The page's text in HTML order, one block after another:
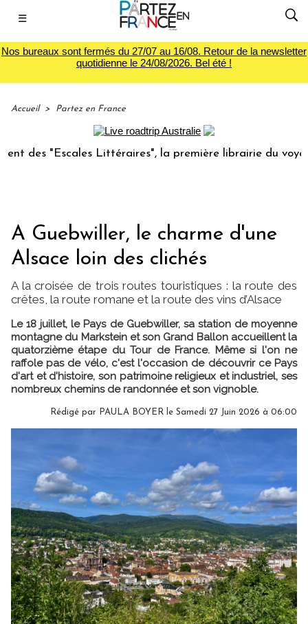
☰
Nos bureaux sont fermés du 27/07 au 16/08. Retour de la newsletter
quotidienne le 24/08/2026. Bel été !
Accueil > Partez en France
Littéraires", la première librairie du voyage Le
A Guebwiller, le charme d'une
Alsace loin des clichés
A la croisée de trois routes touristiques : la route des
crêtes, la route romane et la route des vins d’Alsace
Le 18 juillet, le Pays de Guebwiller, sa station de moyenne
montagne du Markstein et son Grand Ballon accueillent la
quatorzième étape du Tour de France. Même si l'on ne
raffole pas de vélo, c'est l'occasion de découvrir ce Pays
d'art et d'histoire, son patrimoine religieux et industriel, ses
nombreux chemins de randonnée et son vignoble.
Rédigé par PAULA BOYER le Samedi 27 Juin 2026 à 06:00